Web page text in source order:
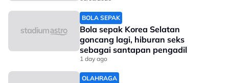
Walaupun bergelar pasangan kepada antara atlet
paling terkenal di dunia, Haaland dan Isabel memilih
untuk menjalani kehidupan yang sederhana serta jauh
daripada perhatian umum. Mereka seterusnya
dikurniakan cahaya mata pertama pada 2024 dan
terus mengekalkan privasi keluarga.
BOLA SEPAK
Bola sepak Korea Selatan
goncang lagi, hiburan seks
sebagai santapan pengadil
1 day ago
OLAHRAGA